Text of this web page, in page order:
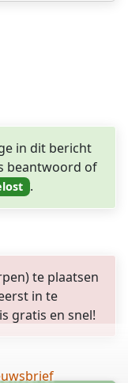
in dit bericht
beantwoord of
.
te plaatsen
in te
gratis en snel!